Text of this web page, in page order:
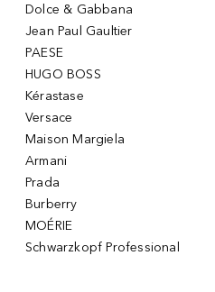
Dolce & Gabbana
Jean Paul Gaultier
PAESE
HUGO BOSS
Kérastase
Versace
Maison Margiela
Armani
Prada
Burberry
MOÉRIE
Schwarzkopf Professional